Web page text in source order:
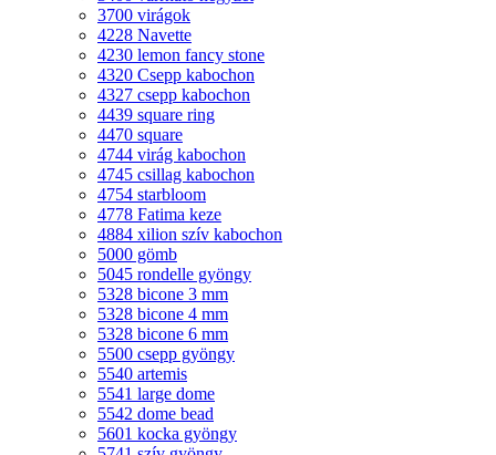
3700 virágok
4228 Navette
4230 lemon fancy stone
4320 Csepp kabochon
4327 csepp kabochon
4439 square ring
4470 square
4744 virág kabochon
4745 csillag kabochon
4754 starbloom
4778 Fatima keze
4884 xilion szív kabochon
5000 gömb
5045 rondelle gyöngy
5328 bicone 3 mm
5328 bicone 4 mm
5328 bicone 6 mm
5500 csepp gyöngy
5540 artemis
5541 large dome
5542 dome bead
5601 kocka gyöngy